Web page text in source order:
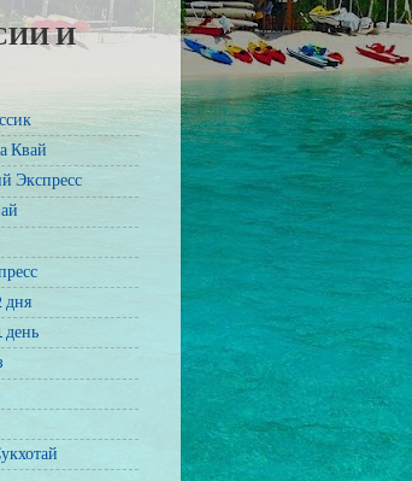
И
Квай
Экспресс
дня
день